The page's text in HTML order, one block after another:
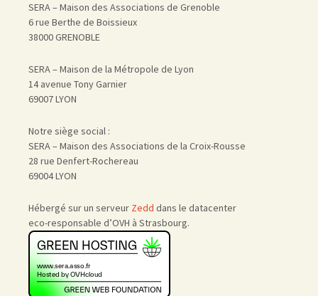
SERA – Maison des Associations de Grenoble
6 rue Berthe de Boissieux
38000 GRENOBLE
SERA – Maison de la Métropole de Lyon
14 avenue Tony Garnier
69007 LYON
Notre siège social :
SERA – Maison des Associations de la Croix-Rousse
28 rue Denfert-Rochereau
69004 LYON
Hébergé sur un serveur Zedd dans le datacenter
eco-responsable d’OVH à Strasbourg.